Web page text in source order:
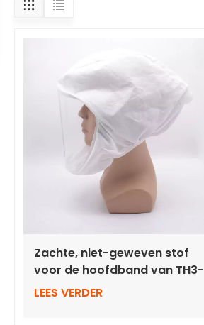
Zachte, niet-geweven stof
voor de hoofdband van TH3-
ademhalingsapparatuur met
LEES VERDER